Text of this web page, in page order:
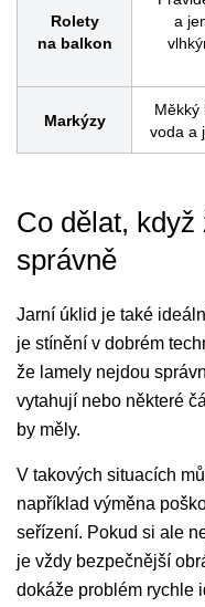
Rolety
na balkon
a
Markýzy
Měkký
voda a
Co dělat,
správně
Jarní úklid je také
je stínění v dobrém
že lamely nejdou
vytahují nebo některé
by měly.
V takových situacích
například výměna
seřízení. Pokud si ale
je vždy bezpečnější
dokáže problém rychle